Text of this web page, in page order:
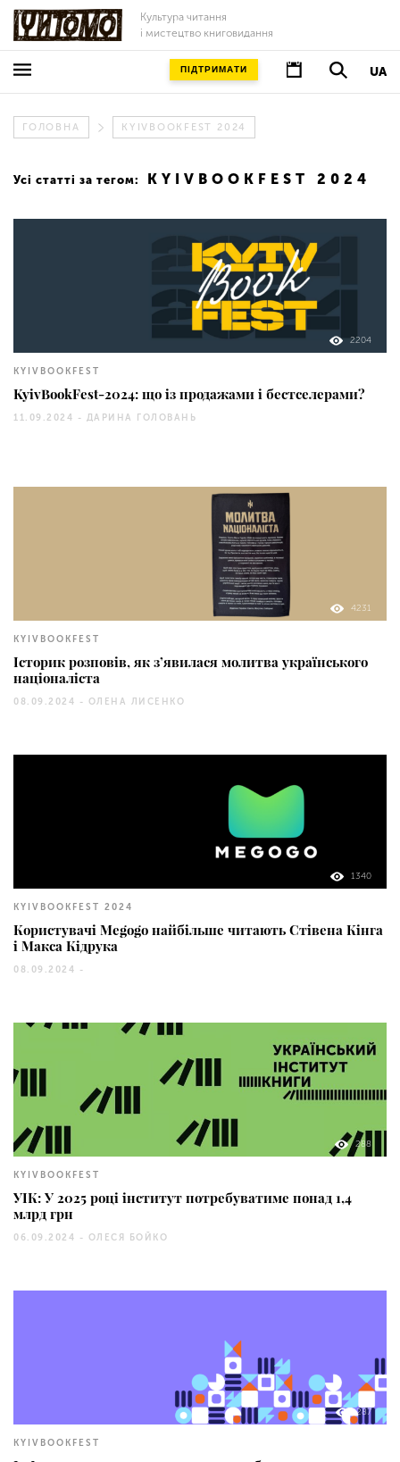
Культура читання
і мистецтво книговидання
UA
ПІДТРИМАТИ
ГОЛОВНА KYIVBOOKFEST 2024
Усі статті за тегом: KYIVBOOKFEST 2024
2204
KYIVBOOKFEST
KyivBookFest-2024: що із продажами і бестселерами?
11.09.2024 - ДАРИНА ГОЛОВАНЬ
4231
KYIVBOOKFEST
Історик розповів, як з’явилася молитва українського
націоналіста
08.09.2024 - ОЛЕНА ЛИСЕНКО
1340
KYIVBOOKFEST 2024
Користувачі Megogo найбільше читають Стівена Кінга
і Макса Кідрука
08.09.2024 -
288
KYIVBOOKFEST
УІК: У 2025 році інститут потребуватиме понад 1,4
млрд грн
06.09.2024 - ОЛЕСЯ БОЙКО
287
KYIVBOOKFEST